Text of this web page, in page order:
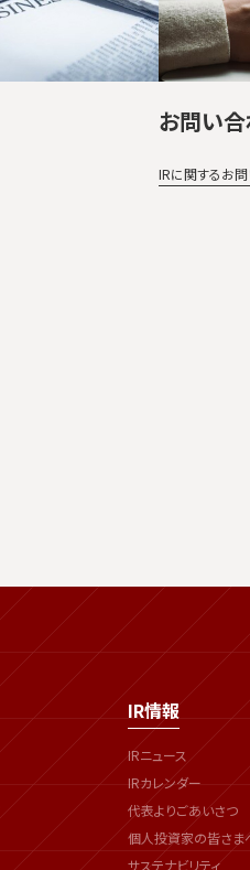
お問い
IRに関するお
IR情報
IRニュース
IRカレンダー
代表よりごあいさつ
個人投資家の皆さま
サステナビリティ